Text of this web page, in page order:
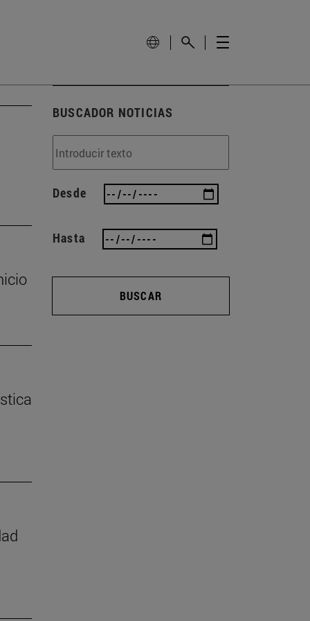
BUSCADOR NOTICIAS
Desde
Hasta
BUSCAR